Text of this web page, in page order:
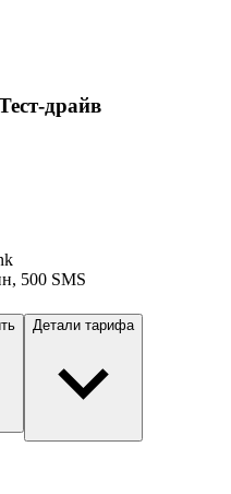
драйв
, 500 SMS
Детали тарифа